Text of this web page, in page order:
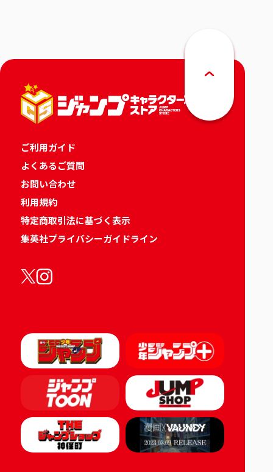
ご利用ガイド
よくあるご質問
お問い合わせ
利用規約
特定商取引法に基づく表示
集英社プライバシーガイドライン